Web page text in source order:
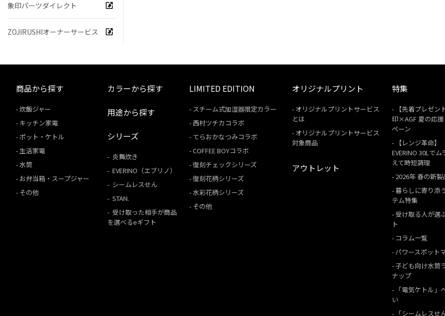
象印パーツダイレクト
ZOJIRUSHIオーナーサービス
商品から探す
炊飯ジャー
キッチン家電
ポット・ケトル
生活家電
水筒
お弁当箱・スープジャー
その他
カラーから探す
用途から探す
シリーズ
炎舞炊き
EVERINO（エブリノ）
シームレスせん
STAN.
受け取った相手が商品
を選べるeギフト
LIMITED EDITION
スチーム式加湿器限定カラー
西村ツチカコラボ
てらおかなつみコラボ
COFFEE BOYコラボ
復刻チェックシリーズ
復刻花柄シリーズ
水彩花柄シリーズ
その他
オリジナルプリント
オリジナルプリントサービス
とは
オリジナルプリントサービス
対象商品
アウトレット
特集
【先着プレゼン
印×AGF 夏の応
ペーン
【レンジ革命】
EVERINO 30Lでム
えて時短調理
2026年 春の新製
暮らしに寄り添
テム特集
受け取る人が選
ト
コラム一覧
パワースポット
子ども向け水筒
ナップ
「電気ケトル」
い
「シームレスせ